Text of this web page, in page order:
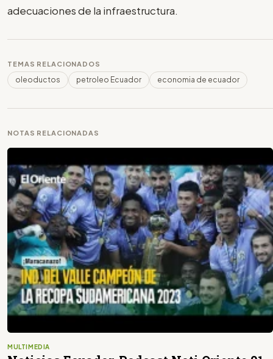
adecuaciones de la infraestructura.
TEMAS RELACIONADOS
oleoductos petroleo Ecuador economia de ecuador
NOTAS RELACIONADAS
MULTIMEDIA